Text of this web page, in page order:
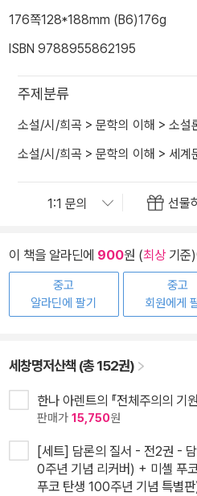
176쪽128*188mm (B6)176g
ISBN 9788955862195
주제분류
소설/시/희곡 > 문학의 이해 > 소설
소설/시/희곡 > 문학의 이해 > 세계
선물
이 책을 알라딘에 900원 (최상기준)
중고
알라딘에 팔기
중고
회원에게
세창명저산책 (총 152권)
한나 아렌트의 『전체주의의 기원
판매가 15,750원
[세트] 담론의 질서 - 전2권 -
0주년 기념 리커버) + 미셸 푸코
푸코 탄생 100주년 기념 특별